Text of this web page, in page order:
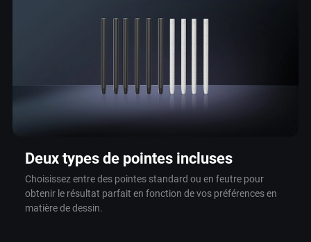
Deux types de pointes incluses
Choisissez entre des pointes standard ou en feutre pour
obtenir le résultat parfait en fonction de vos préférences en
matière de dessin.